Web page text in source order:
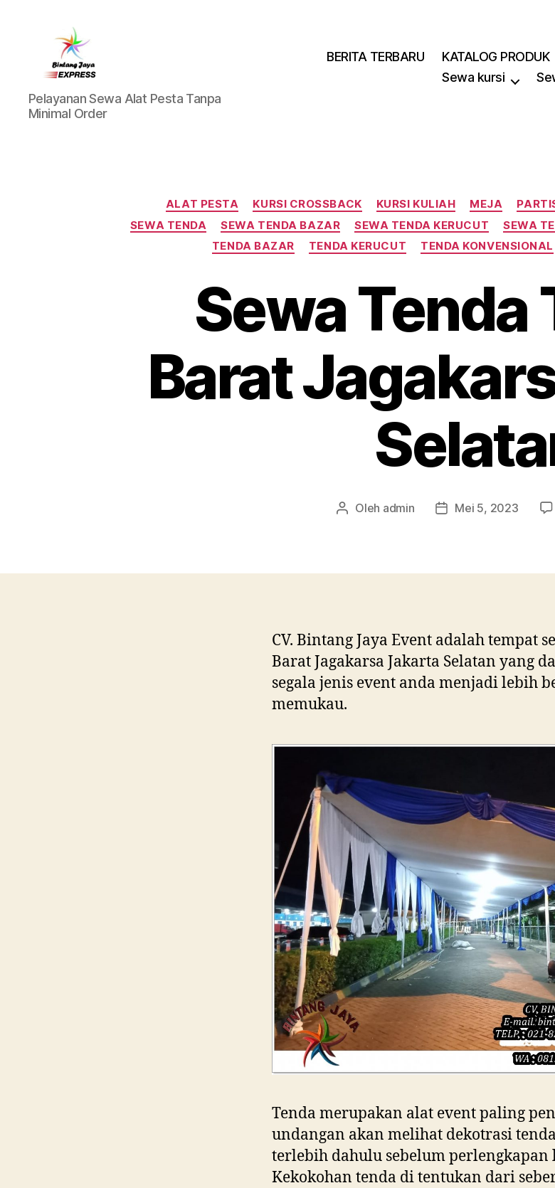
Pusat
Sewa
Alat
Pelayanan Sewa Alat Pesta Tanpa
Minimal Order
BERITA TERBARU KATALOG PRODUK
Sewa kursi
Kategori
ALAT PESTA KURSI CROSSBACK KURSI KULIAH MEJA
SEWA TENDA
SEWA TENDA BAZAR SEWA TENDA KERUCUT SEWA
TENDA BAZAR
TENDA KERUCUT TENDA KONVENSIONAL
Sewa Tenda
Barat
Penulis
Oleh admin
Tanggal
Mei 5, 2023
CV. Bintang Jaya Event adalah tempat
Barat Jagakarsa Jakarta Selatan yang
segala jenis event anda menjadi lebih
memukau.
Tenda merupakan alat event paling
undangan akan melihat dekotrasi
terlebih dahulu sebelum perlengkapan
Kekokohan tenda di tentukan dari